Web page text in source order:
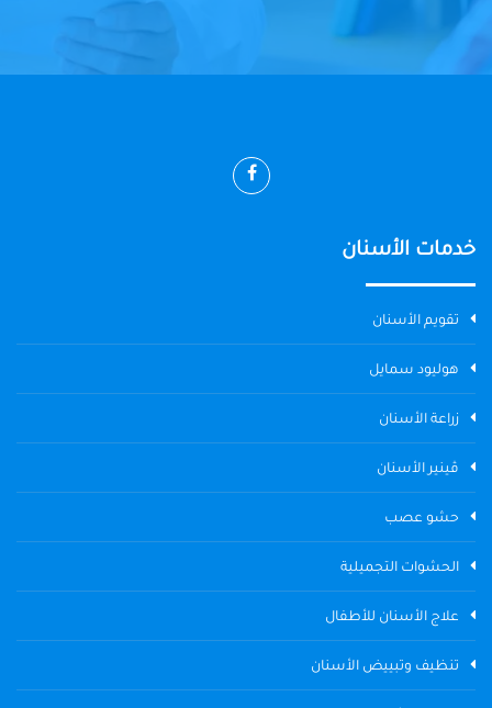
خدمات الأسنان
تقويم الأسنان
هوليود سمايل
زراعة الأسنان
ڤينير الأسنان
حشو عصب
الحشوات التجميلية
علاج الأسنان للأطفال
تنظيف وتبييض الأسنان